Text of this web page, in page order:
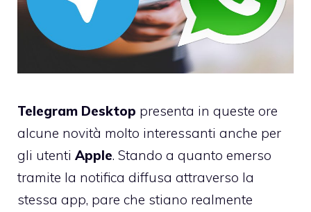
Telegram Desktop presenta in queste ore
alcune novità molto interessanti anche per
gli utenti Apple. Stando a quanto emerso
tramite la notifica diffusa attraverso la
stessa app, pare che stiano realmente